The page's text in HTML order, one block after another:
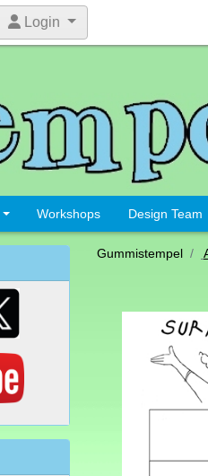
Login
Workshops Design Team
Gummistempel